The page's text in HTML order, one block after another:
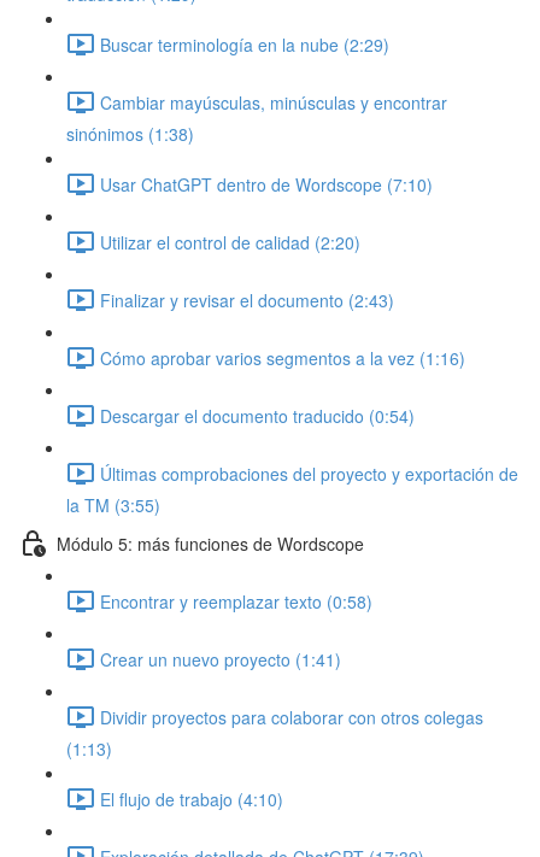
Buscar terminología en la nube (2:29)
Cambiar mayúsculas, minúsculas y encontrar
sinónimos (1:38)
Usar ChatGPT dentro de Wordscope (7:10)
Utilizar el control de calidad (2:20)
Finalizar y revisar el documento (2:43)
Cómo aprobar varios segmentos a la vez (1:16)
Descargar el documento traducido (0:54)
Últimas comprobaciones del proyecto y exportación de
la TM (3:55)
Módulo 5: más funciones de Wordscope
Encontrar y reemplazar texto (0:58)
Crear un nuevo proyecto (1:41)
Dividir proyectos para colaborar con otros colegas
(1:13)
El flujo de trabajo (4:10)